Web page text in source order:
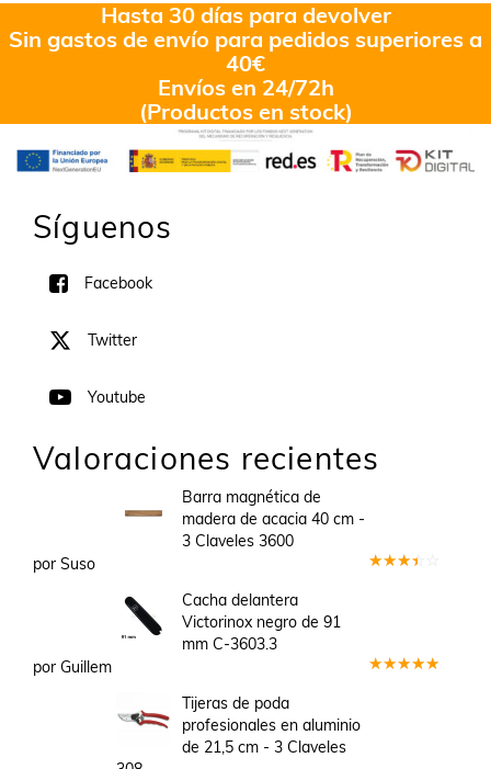
Hasta 30 días para devolver
Sin gastos de envío para pedidos superiores a
40€
Envíos en 24/72h
(Productos en stock)
Síguenos
Facebook
Twitter
Youtube
Valoraciones recientes
Barra magnética de
madera de acacia 40 cm -
3 Claveles 3600
por Suso
Cacha delantera
Victorinox negro de 91
mm C-3603.3
por Guillem
Tijeras de poda
profesionales en aluminio
de 21,5 cm - 3 Claveles